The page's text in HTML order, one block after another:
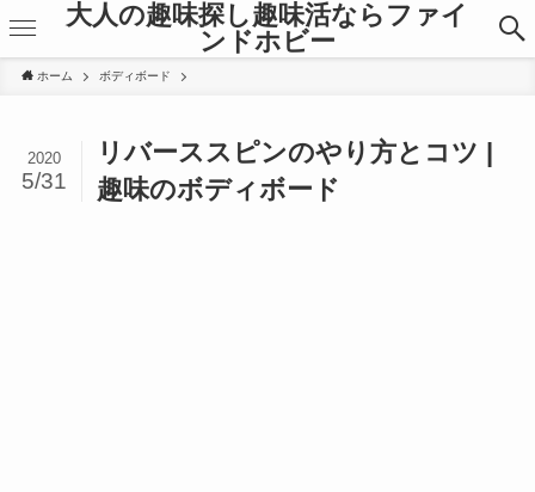
大人の趣味探し趣味活ならファイ
ンドホビー
ホーム ボディボード
リバーススピンのやり方とコツ |
趣味のボディボード
2020
5/31